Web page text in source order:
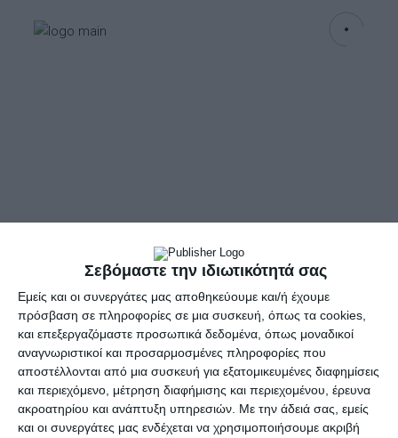
Σεβόμαστε την ιδιωτικότητά σας
Εμείς και οι συνεργάτες μας αποθηκεύουμε και/ή έχουμε
πρόσβαση σε πληροφορίες σε μια συσκευή, όπως τα cookies,
και επεξεργαζόμαστε προσωπικά δεδομένα, όπως μοναδικοί
αναγνωριστικοί και προσαρμοσμένες πληροφορίες που
αποστέλλονται από μια συσκευή για εξατομικευμένες διαφημίσεις
και περιεχόμενο, μέτρηση διαφήμισης και περιεχομένου, έρευνα
ακροατηρίου και ανάπτυξη υπηρεσιών. Με την άδειά σας, εμείς
και οι συνεργάτες μας ενδέχεται να χρησιμοποιήσουμε ακριβή